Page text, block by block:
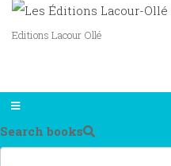
Editions Lacour Ollé
Search books